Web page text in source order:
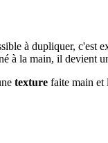
à dupliquer, c'est
à la main, il devient
texture faite main et